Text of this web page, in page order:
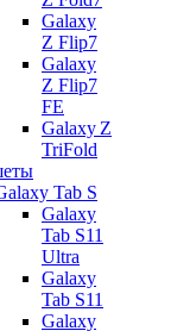
Galaxy
Z Flip7
Galaxy
Z Flip7
FE
Galaxy Z
TriFold
Tab S
Galaxy
Tab S11
Ultra
Galaxy
Tab S11
Galaxy